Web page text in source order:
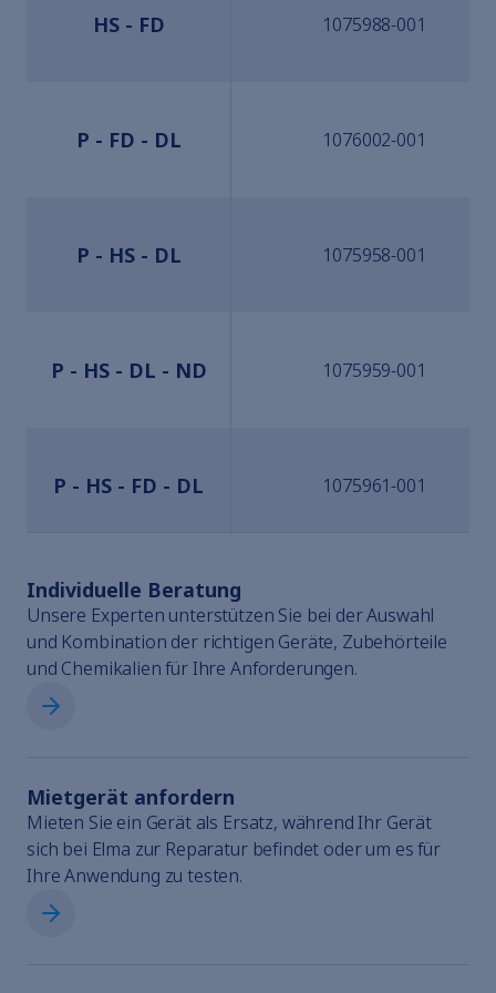
HS - FD 1075988-001
P - FD - DL 1076002-001
P - HS - DL 1075958-001
P - HS - DL - ND 1075959-001
P - HS - FD - DL 1075961-001
P - HSL - DL
P - HSL - DL - ND
Individuelle Beratung
Unsere Experten unterstützen Sie bei der Auswahl
und Kombination der richtigen Geräte, Zubehörteile
und Chemikalien für Ihre Anforderungen.
Individuelle Beratung
Mietgerät anfordern
Mieten Sie ein Gerät als Ersatz, während Ihr Gerät
sich bei Elma zur Reparatur befindet oder um es für
Ihre Anwendung zu testen.
Mietgerät anfordern